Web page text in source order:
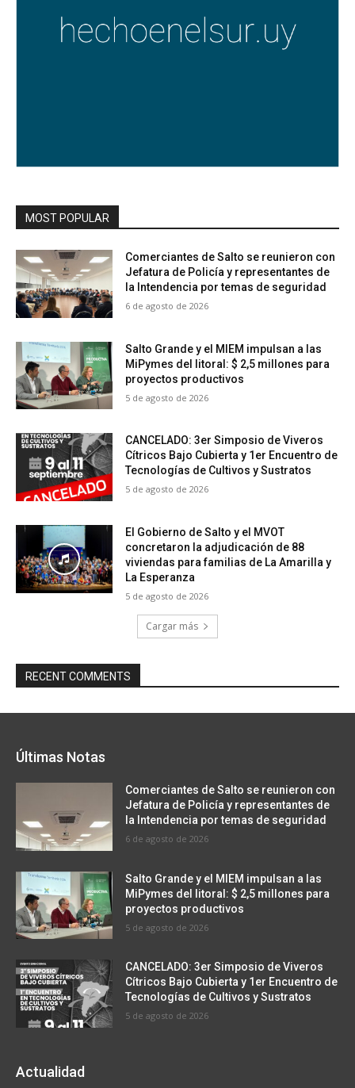
MOST POPULAR
Comerciantes de Salto se reunieron con
Jefatura de Policía y representantes de
la Intendencia por temas de seguridad
6 de agosto de 2026
Salto Grande y el MIEM impulsan a las
MiPymes del litoral: $ 2,5 millones para
proyectos productivos
5 de agosto de 2026
CANCELADO: 3er Simposio de Viveros
Cítricos Bajo Cubierta y 1er Encuentro de
Tecnologías de Cultivos y Sustratos
5 de agosto de 2026
El Gobierno de Salto y el MVOT
concretaron la adjudicación de 88
viviendas para familias de La Amarilla y
La Esperanza
5 de agosto de 2026
Cargar más
RECENT COMMENTS
Últimas Notas
Comerciantes de Salto se reunieron con
Jefatura de Policía y representantes de
la Intendencia por temas de seguridad
6 de agosto de 2026
Salto Grande y el MIEM impulsan a las
MiPymes del litoral: $ 2,5 millones para
proyectos productivos
5 de agosto de 2026
CANCELADO: 3er Simposio de Viveros
Cítricos Bajo Cubierta y 1er Encuentro de
Tecnologías de Cultivos y Sustratos
5 de agosto de 2026
Actualidad